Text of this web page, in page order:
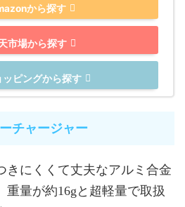
から探す
市場から探す
ッピングから探す
チャージャー
きにくくて丈夫なアルミ合金
重量が約16gと超軽量で取扱